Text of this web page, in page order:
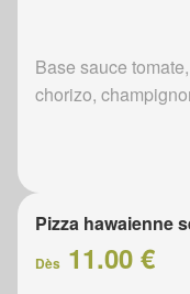
Base sauce
chorizo,
Pizza hawaienne
Dès 11.00 €